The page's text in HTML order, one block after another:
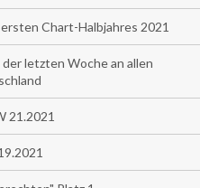
Chart-Halbjahres 2021
letzten Woche an allen
21.2021